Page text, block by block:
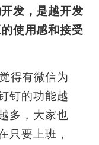
发，是越开发
使用感和接受
得有微信为
钉的功能越
多，大家也
只要上班，